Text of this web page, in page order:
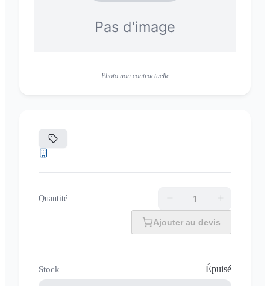
Photo non contractuelle
Quantité
Ajouter au devis
Stock Épuisé